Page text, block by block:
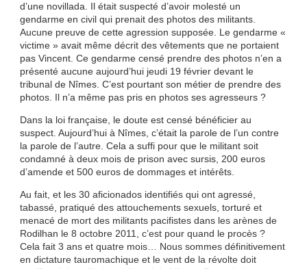
d’une novillada. Il était suspecté d’avoir molesté un
gendarme en civil qui prenait des photos des militants.
Aucune preuve de cette agression supposée. Le gendarme «
victime » avait même décrit des vêtements que ne portaient
pas Vincent. Ce gendarme censé prendre des photos n’en a
présenté aucune aujourd’hui jeudi 19 février devant le
tribunal de Nîmes. C’est pourtant son métier de prendre des
photos. Il n’a même pas pris en photos ses agresseurs ?
Dans la loi française, le doute est censé bénéficier au
suspect. Aujourd’hui à Nîmes, c’était la parole de l’un contre
la parole de l’autre. Cela a suffi pour que le militant soit
condamné à deux mois de prison avec sursis, 200 euros
d’amende et 500 euros de dommages et intérêts.
Au fait, et les 30 aficionados identifiés qui ont agressé,
tabassé, pratiqué des attouchements sexuels, torturé et
menacé de mort des militants pacifistes dans les arènes de
Rodilhan le 8 octobre 2011, c’est pour quand le procès ?
Cela fait 3 ans et quatre mois… Nous sommes définitivement
en dictature tauromachique et le vent de la révolte doit